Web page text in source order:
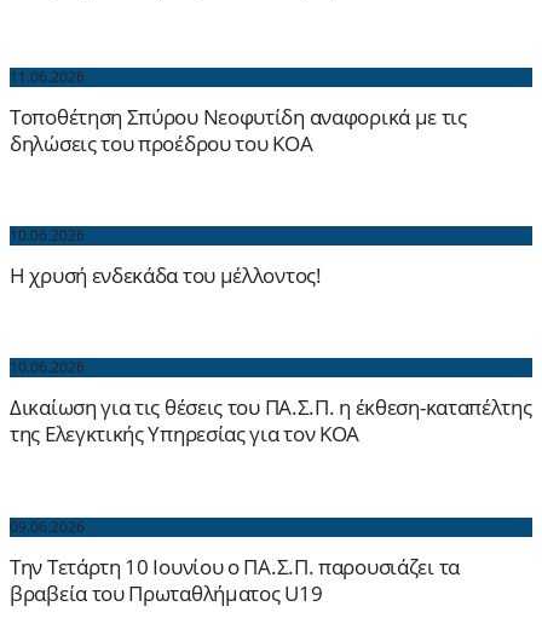
11.06.2026
Τοποθέτηση Σπύρου Νεοφυτίδη αναφορικά με τις
δηλώσεις του προέδρου του ΚΟΑ
10.06.2026
Η χρυσή ενδεκάδα του μέλλοντος!
10.06.2026
Δικαίωση για τις θέσεις του ΠΑ.Σ.Π. η έκθεση-καταπέλτης
της Ελεγκτικής Υπηρεσίας για τον ΚΟΑ
09.06.2026
Την Τετάρτη 10 Ιουνίου ο ΠΑ.Σ.Π. παρουσιάζει τα
βραβεία του Πρωταθλήματος U19